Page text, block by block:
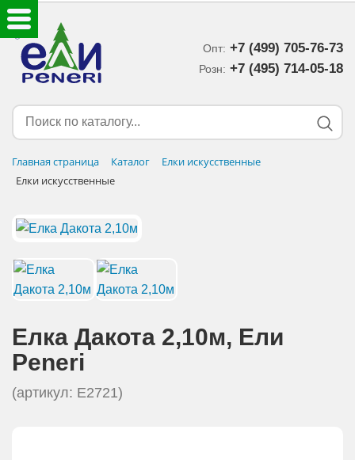
Опт: +7 (499) 705-76-73
Розн: +7 (495) 714-05-18‬
Главная страница Каталог
Елки искусственные
Елки искусственные
Елка Дакота 2,10м, Eли
Peneri
(артикул: Е2721)
ЕЛКИ ИСКУССТВЕННЫЕ
ЕЛОЧНЫЕ УКРАШЕНИЯ
НОВОГОДНИЙ ДЕКОР
ДОСТАВКА В РЕГИОНЫ
ДОСТАВКА
АКЦИИ И ПОДАРКИ